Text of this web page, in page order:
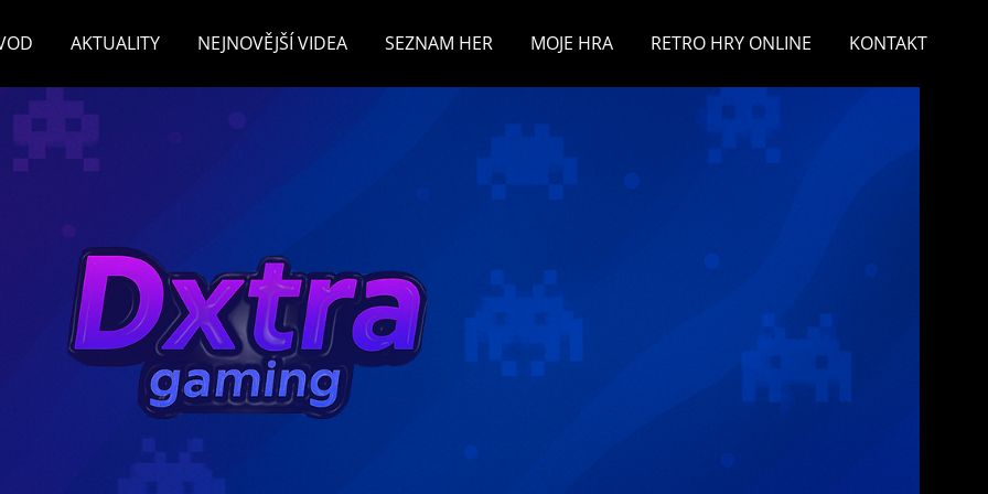
AKTUALITY NEJNOVĚJŠÍ VIDEA SEZNAM HER MOJE HRA RETRO HRY ONLINE KONTAKT